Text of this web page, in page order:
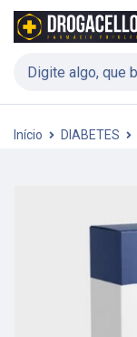
Início DIABETES